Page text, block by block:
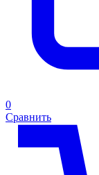
0
Сравнить